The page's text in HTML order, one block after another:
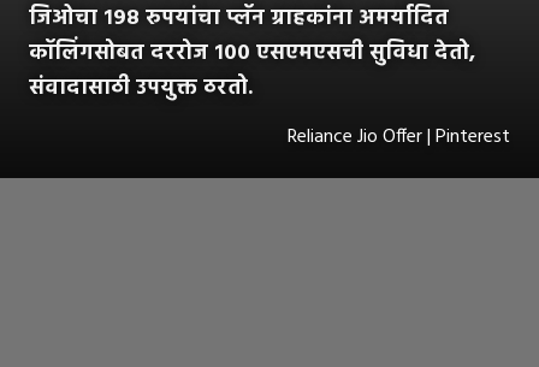
जिओचा १९८ रुपयांचा प्लॅन ग्राहकांना अमर्यादित
कॉलिंगसोबत दररोज १०० एसएमएसची सुविधा देतो,
संवादासाठी उपयुक्त ठरतो.
Reliance Jio Offer | Pinterest